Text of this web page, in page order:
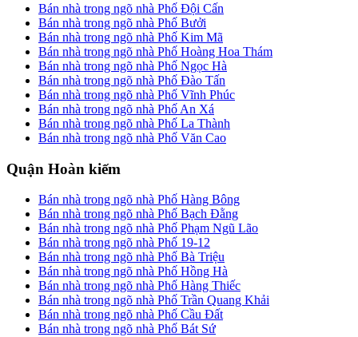
Bán nhà trong ngõ nhà Phố Đội Cấn
Bán nhà trong ngõ nhà Phố Bưởi
Bán nhà trong ngõ nhà Phố Kim Mã
Bán nhà trong ngõ nhà Phố Hoàng Hoa Thám
Bán nhà trong ngõ nhà Phố Ngọc Hà
Bán nhà trong ngõ nhà Phố Đào Tấn
Bán nhà trong ngõ nhà Phố Vĩnh Phúc
Bán nhà trong ngõ nhà Phố An Xá
Bán nhà trong ngõ nhà Phố La Thành
Bán nhà trong ngõ nhà Phố Văn Cao
Quận Hoàn kiếm
Bán nhà trong ngõ nhà Phố Hàng Bông
Bán nhà trong ngõ nhà Phố Bạch Đằng
Bán nhà trong ngõ nhà Phố Phạm Ngũ Lão
Bán nhà trong ngõ nhà Phố 19-12
Bán nhà trong ngõ nhà Phố Bà Triệu
Bán nhà trong ngõ nhà Phố Hồng Hà
Bán nhà trong ngõ nhà Phố Hàng Thiếc
Bán nhà trong ngõ nhà Phố Trần Quang Khải
Bán nhà trong ngõ nhà Phố Cầu Đất
Bán nhà trong ngõ nhà Phố Bát Sứ